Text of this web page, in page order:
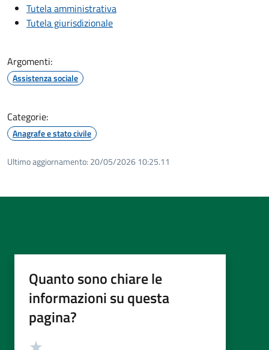
Tutela amministrativa
Tutela giurisdizionale
Argomenti:
Assistenza sociale
Categorie:
Anagrafe e stato civile
Ultimo aggiornamento: 20/05/2026 10:25.11
Quanto sono chiare le
informazioni su questa
pagina?
Valutazione